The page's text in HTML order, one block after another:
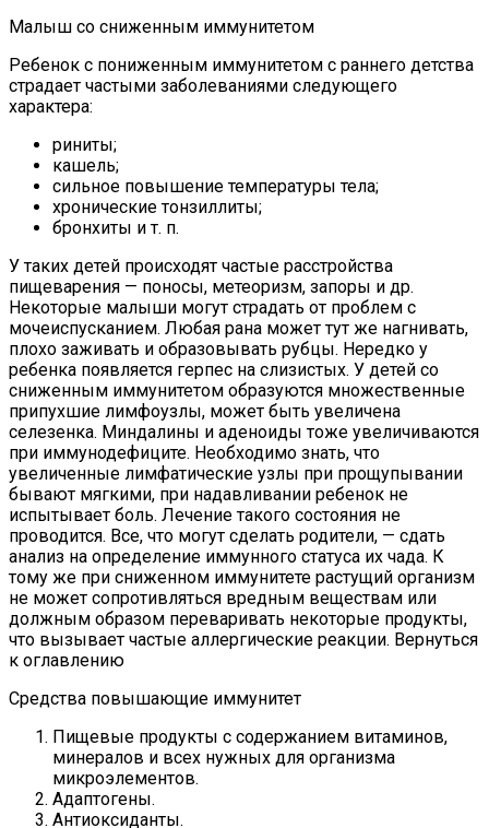
Малыш со сниженным иммунитетом
Ребенок с пониженным иммунитетом с раннего детства
страдает частыми заболеваниями следующего
характера:
риниты;
кашель;
сильное повышение температуры тела;
хронические тонзиллиты;
бронхиты и т. п.
У таких детей происходят частые расстройства
пищеварения — поносы, метеоризм, запоры и др.
Некоторые малыши могут страдать от проблем с
мочеиспусканием. Любая рана может тут же нагнивать,
плохо заживать и образовывать рубцы. Нередко у
ребенка появляется герпес на слизистых. У детей со
сниженным иммунитетом образуются множественные
припухшие лимфоузлы, может быть увеличена
селезенка. Миндалины и аденоиды тоже увеличиваются
при иммунодефиците. Необходимо знать, что
увеличенные лимфатические узлы при прощупывании
бывают мягкими, при надавливании ребенок не
испытывает боль. Лечение такого состояния не
проводится. Все, что могут сделать родители, — сдать
анализ на определение иммунного статуса их чада. К
тому же при сниженном иммунитете растущий организм
не может сопротивляться вредным веществам или
должным образом переваривать некоторые продукты,
что вызывает частые аллергические реакции. Вернуться
к оглавлению
Средства повышающие иммунитет
Пищевые продукты с содержанием витаминов,
минералов и всех нужных для организма
микроэлементов.
Адаптогены.
Антиоксиданты.